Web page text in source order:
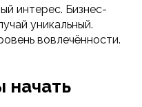
интерес. Бизнес-
уникальный.
вовлечённости.
начать